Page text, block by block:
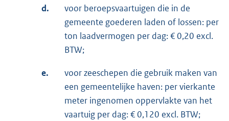
d.
voor beroepsvaartuigen die in de
gemeente goederen laden of lossen: per
ton laadvermogen per dag: € 0,20 excl.
BTW;
e.
voor zeeschepen die gebruik maken van
een gemeentelijke haven: per vierkante
meter ingenomen oppervlakte van het
vaartuig per dag: € 0,120 excl. BTW;